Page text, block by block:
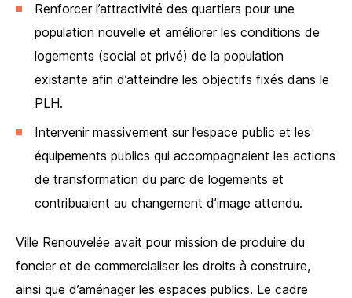
Renforcer l’attractivité des quartiers pour une
population nouvelle et améliorer les conditions de
logements (social et privé) de la population
existante afin d’atteindre les objectifs fixés dans le
PLH.
Intervenir massivement sur l’espace public et les
équipements publics qui accompagnaient les actions
de transformation du parc de logements et
contribuaient au changement d’image attendu.
Ville Renouvelée avait pour mission de produire du
foncier et de commercialiser les droits à construire,
ainsi que d’aménager les espaces publics. Le cadre